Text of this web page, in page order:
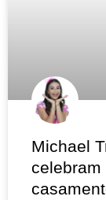
Michael
celebram